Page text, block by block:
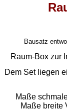
Bausatz
Raum-Box zur
Dem Set liegen
Maße
Maße breite